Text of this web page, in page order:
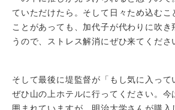
ていただけたら。そして日々ため込むこ
ことがあっても、加代子が代わりに吹き
うので、ストレス解消にぜひ来てくださ
そして最後に堤監督が「もし気に入って
ぜひ山の上ホテルに行ってください。今